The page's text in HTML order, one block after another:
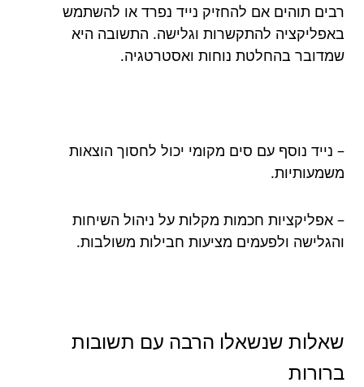
רבים תוהים אם להחזיק נייד נפרד או להשתמש
באפליקציה להתקשרות וגלישה. התשובה היא
שמדובר בהחלטת נוחות ואסטרטגיה.
– נייד נוסף עם סים מקומי יכול לחסוך הוצאות
משמעותיות.
– אפליקציות חכמות מקלות על ניהול השיחות
והגלישה ולפעמים מציעות חבילות משולבות.
שאלות שנשאלו הרבה עם תשובות
ברורות